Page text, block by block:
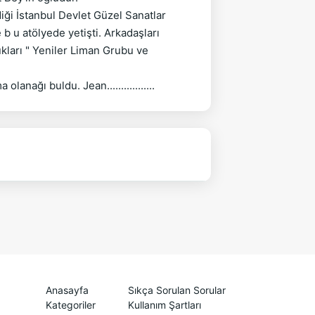
İstanbul Devlet Güzel Sanatlar
u atölyede yetişti. Arkadaşları
" Yeniler Liman Grubu ve
Anasayfa
Kategoriler
Sıkça Sorulan Sorular
Kullanım Şartları